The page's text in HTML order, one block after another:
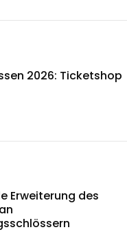
2026: Ticketshop
Erweiterung des